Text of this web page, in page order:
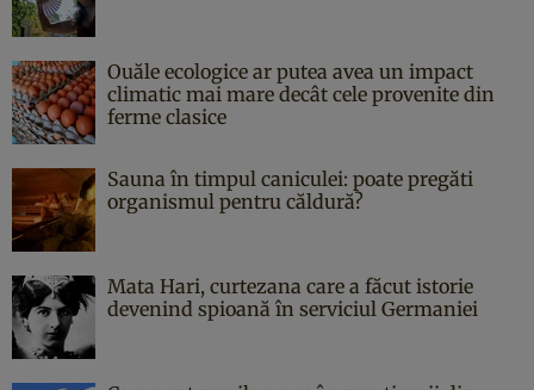
Ouăle ecologice ar putea avea un impact
climatic mai mare decât cele provenite din
ferme clasice
Sauna în timpul caniculei: poate pregăti
organismul pentru căldură?
Mata Hari, curtezana care a făcut istorie
devenind spioană în serviciul Germaniei